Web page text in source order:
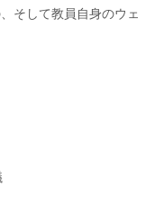
そして教員自身のウェ